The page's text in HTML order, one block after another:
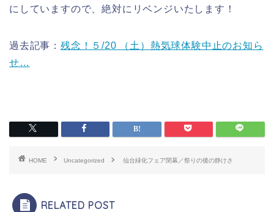
にしていますので、絶対にリベンジいたします！
過去記事： 残念！５/20 （土）熱気球体験中止のお知ら
せ…
HOME Uncategorized 仙台緑化フェア閉幕／祭りの後の静けさ
RELATED POST